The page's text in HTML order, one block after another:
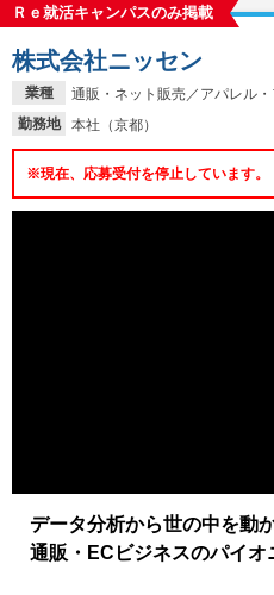
Ｒｅ就活キャンパスのみ掲載
業種
通販・ネット販売／アパレル
勤務地
本社（京都）
株式会社ニッセン
※現在、応募受付を停止しています。
データ分析から世の中を動
通販・ECビジネスのパイオ